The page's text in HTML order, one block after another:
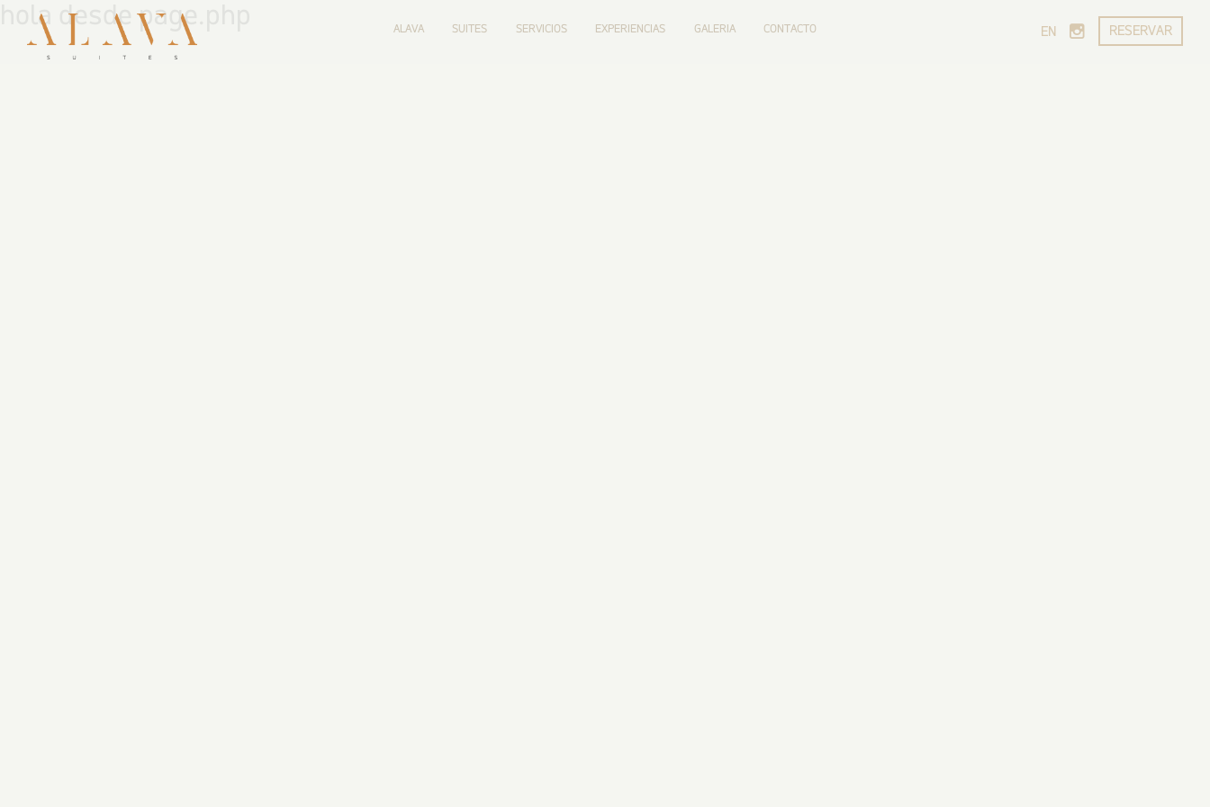
ALAVA SUITES SERVICIOS EXPERIENCIAS GALERIA CONTACTO EN RESERVAR
hola desde page.php